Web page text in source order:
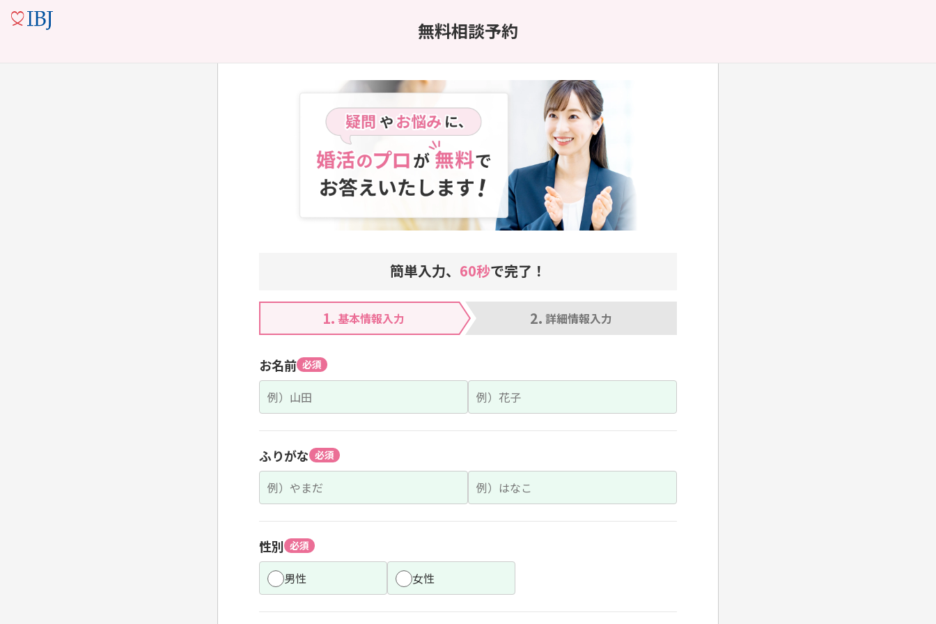
無料相談予約
簡単入力、 60秒で完了！
1. 基本情報入力 2. 詳細情報入力
お名前 必須
ふりがな 必須
性別 必須
男性 女性